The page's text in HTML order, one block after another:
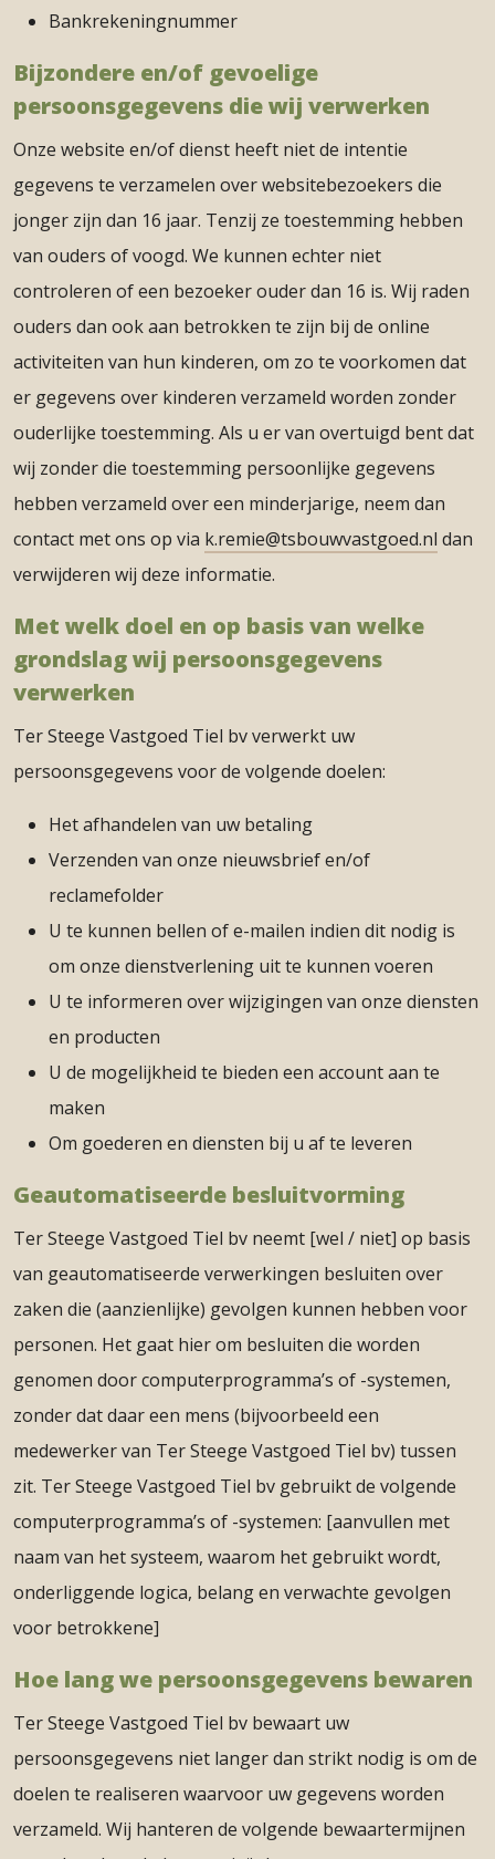
Bankrekeningnummer
Bijzondere en/of gevoelige
persoonsgegevens die wij verwerken
Onze website en/of dienst heeft niet de intentie
gegevens te verzamelen over websitebezoekers die
jonger zijn dan 16 jaar. Tenzij ze toestemming hebben
van ouders of voogd. We kunnen echter niet
controleren of een bezoeker ouder dan 16 is. Wij raden
ouders dan ook aan betrokken te zijn bij de online
activiteiten van hun kinderen, om zo te voorkomen dat
er gegevens over kinderen verzameld worden zonder
ouderlijke toestemming. Als u er van overtuigd bent dat
wij zonder die toestemming persoonlijke gegevens
hebben verzameld over een minderjarige, neem dan
contact met ons op via k.remie@tsbouwvastgoed.nl dan
verwijderen wij deze informatie.
Met welk doel en op basis van welke
grondslag wij persoonsgegevens
verwerken
Ter Steege Vastgoed Tiel bv verwerkt uw
persoonsgegevens voor de volgende doelen:
Het afhandelen van uw betaling
Verzenden van onze nieuwsbrief en/of
reclamefolder
U te kunnen bellen of e-mailen indien dit nodig is
om onze dienstverlening uit te kunnen voeren
U te informeren over wijzigingen van onze diensten
en producten
U de mogelijkheid te bieden een account aan te
maken
Om goederen en diensten bij u af te leveren
Geautomatiseerde besluitvorming
Ter Steege Vastgoed Tiel bv neemt [wel / niet] op basis
van geautomatiseerde verwerkingen besluiten over
zaken die (aanzienlijke) gevolgen kunnen hebben voor
personen. Het gaat hier om besluiten die worden
genomen door computerprogramma’s of -systemen,
zonder dat daar een mens (bijvoorbeeld een
medewerker van Ter Steege Vastgoed Tiel bv) tussen
zit. Ter Steege Vastgoed Tiel bv gebruikt de volgende
computerprogramma’s of -systemen: [aanvullen met
naam van het systeem, waarom het gebruikt wordt,
onderliggende logica, belang en verwachte gevolgen
voor betrokkene]
Hoe lang we persoonsgegevens bewaren
Ter Steege Vastgoed Tiel bv bewaart uw
persoonsgegevens niet langer dan strikt nodig is om de
doelen te realiseren waarvoor uw gegevens worden
verzameld. Wij hanteren de volgende bewaartermijnen